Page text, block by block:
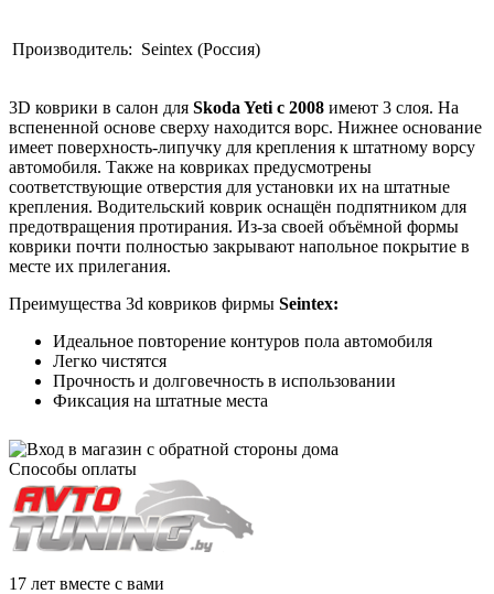
Производитель: Seintex (Россия)
3D коврики в салон для Skoda Yeti с 2008 имеют 3 слоя. На
вспененной основе сверху находится ворс. Нижнее основание
имеет поверхность-липучку для крепления к штатному ворсу
автомобиля. Также на ковриках предусмотрены
соответствующие отверстия для установки их на штатные
крепления. Водительский коврик оснащён подпятником для
предотвращения протирания. Из-за своей объёмной формы
коврики почти полностью закрывают напольное покрытие в
месте их прилегания.
Преимущества 3d ковриков фирмы Seintex:
Идеальное повторение контуров пола автомобиля
Легко чистятся
Прочность и долговечность в использовании
Фиксация на штатные места
Способы оплаты
17 лет вместе с вами